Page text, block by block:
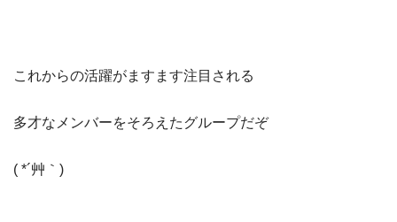
これからの活躍がますます注目される
多才なメンバーをそろえたグループだぞ
( *´艸｀)